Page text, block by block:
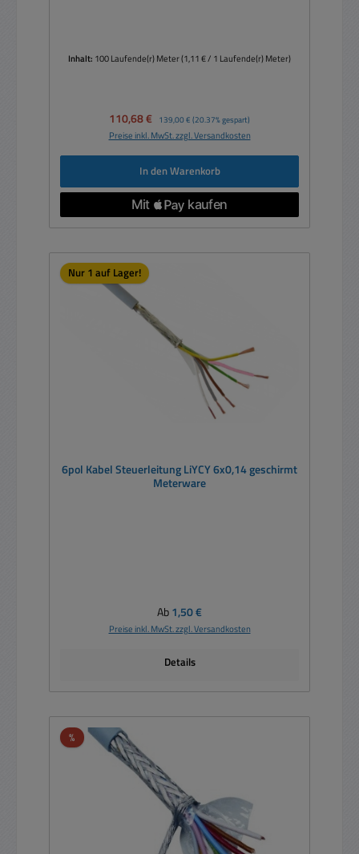
Inhalt: 100 Laufende(r) Meter(1,11 € / 1 Laufende(r) Meter)
Verkaufspreis:
110,68 € Regulärer Preis:
139,00 € (20.37% gespart)
Preise inkl. MwSt. zzgl. Versandkosten
In den Warenkorb
Nur 1 auf Lager!
6pol Kabel Steuerleitung LiYCY 6x0,14 geschirmt
Meterware
Regulärer Preis:
Ab1,50 €
Preise inkl. MwSt. zzgl. Versandkosten
Details
%Rabatt